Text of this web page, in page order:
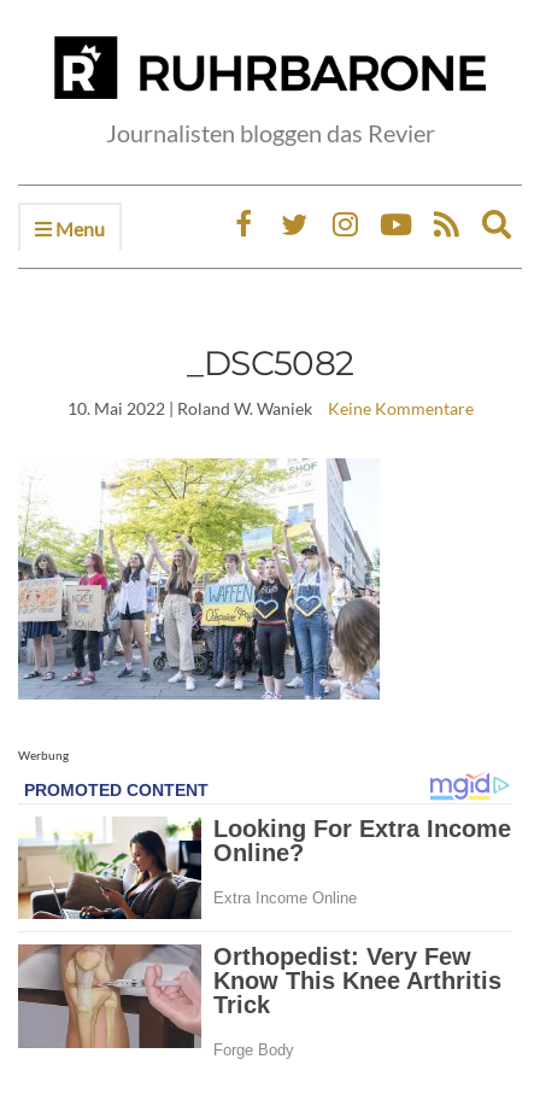
Journalisten bloggen das Revier
Menu
_DSC5082
10. Mai 2022| Roland W. Waniek Keine Kommentare
Werbung